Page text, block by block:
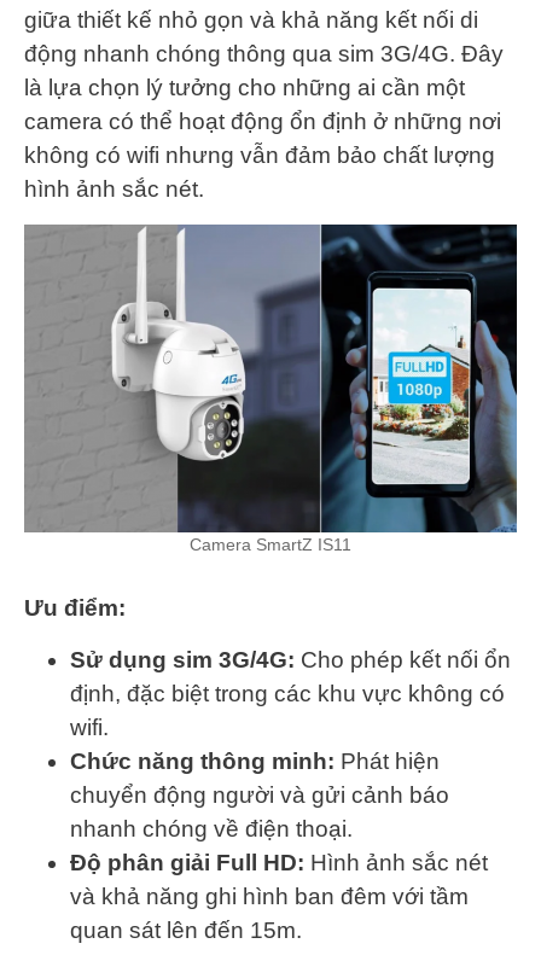
giữa thiết kế nhỏ gọn và khả năng kết nối di
động nhanh chóng thông qua sim 3G/4G. Đây
là lựa chọn lý tưởng cho những ai cần một
camera có thể hoạt động ổn định ở những nơi
không có wifi nhưng vẫn đảm bảo chất lượng
hình ảnh sắc nét.
Camera SmartZ IS11
Ưu điểm:
Sử dụng sim 3G/4G: Cho phép kết nối ổn
định, đặc biệt trong các khu vực không có
wifi.
Chức năng thông minh: Phát hiện
chuyển động người và gửi cảnh báo
nhanh chóng về điện thoại.
Độ phân giải Full HD: Hình ảnh sắc nét
và khả năng ghi hình ban đêm với tầm
quan sát lên đến 15m.